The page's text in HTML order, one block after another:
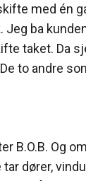
med én
ba
taket. Da
to andre
B.O.B. Og
dører,